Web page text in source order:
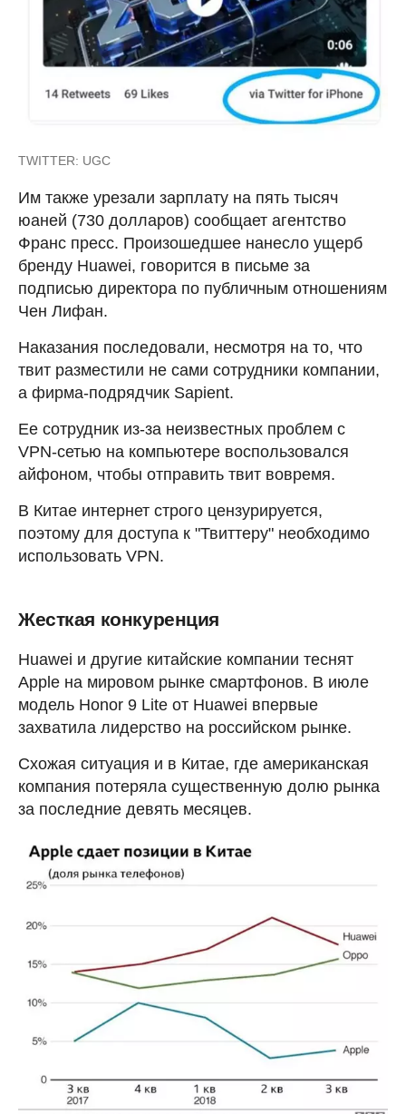
TWITTER: UGC
Им также урезали зарплату на пять тысяч
юаней (730 долларов) сообщает агентство
Франс пресс. Произошедшее нанесло ущерб
бренду Huawei, говорится в письме за
подписью директора по публичным отношениям
Чен Лифан.
Наказания последовали, несмотря на то, что
твит разместили не сами сотрудники компании,
а фирма-подрядчик Sapient.
Ее сотрудник из-за неизвестных проблем с
VPN-сетью на компьютере воспользовался
айфоном, чтобы отправить твит вовремя.
В Китае интернет строго цензурируется,
поэтому для доступа к "Твиттеру" необходимо
использовать VPN.
Жесткая конкуренция
Huawei и другие китайские компании теснят
Apple на мировом рынке смартфонов. В июле
модель Honor 9 Lite от Huawei впервые
захватила лидерство на российском рынке.
Схожая ситуация и в Китае, где американская
компания потеряла существенную долю рынка
за последние девять месяцев.